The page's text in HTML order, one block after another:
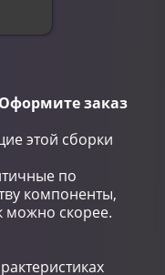
заказ
этой сборки
по
компоненты,
можно скорее.